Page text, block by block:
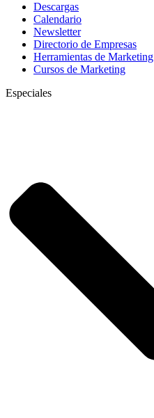
Descargas
Calendario
Newsletter
Directorio de Empresas
Herramientas de Marketing
Cursos de Marketing
Especiales